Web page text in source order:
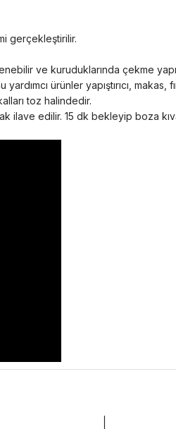
gerçekleştirilir.
ve kuruduklarında çekme
ürünler yapıştırıcı,
toz halindedir.
ilave edilir. 15 dk bekleyip boza